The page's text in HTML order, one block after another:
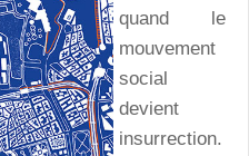
quand le
mouvement
social
devient
insurrection.